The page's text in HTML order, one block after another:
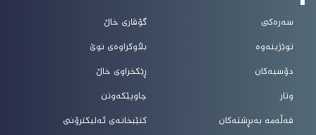
سەرەکی
توێژینەوە
دۆسیەکان
وتار
گۆڤاری خاڵ
بڵاوکراوەی نوێ
ڕێکخراوی خاڵ
چاوپێکەوتن
قەڵەمە بەبڕشتەکان
کتێبخانەی ئەلیکترۆنی